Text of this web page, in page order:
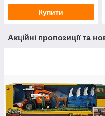
Купити
Акційні пропозиції та